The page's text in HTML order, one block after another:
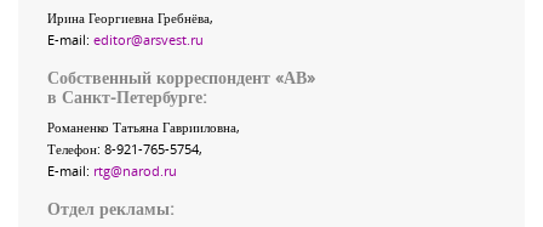
Ирина Георгиевна Гребнёва,
E-mail: editor@arsvest.ru
Собственный корреспондент «АВ»
в Санкт-Петербурге:
Романенко Татьяна Гаврииловна,
Телефон: 8-921-765-5754,
E-mail: rtg@narod.ru
Отдел рекламы: